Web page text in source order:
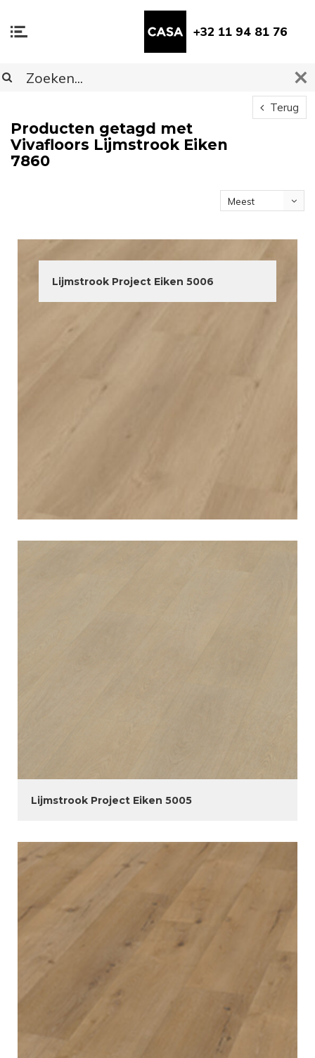
+32 11 94 81 76
Terug
Producten getagd met
Vivafloors Lijmstrook Eiken
7860
Meest
Lijmstrook Project Eiken 5006
Lijmstrook Project Eiken 5005